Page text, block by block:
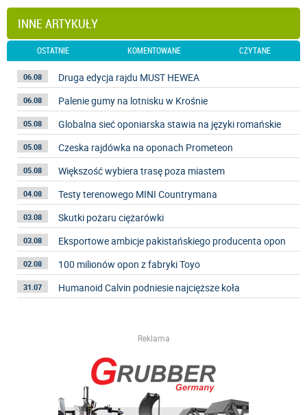
INNE ARTYKUŁY
OSTATNIE KOMENTOWANE CZYTANE
06.08 Druga edycja rajdu MUST HEWEA
06.08 Palenie gumy na lotnisku w Krośnie
05.08 Globalna sieć oponiarska stawia na języki romańskie
05.08 Czeska rajdówka na oponach Prometeon
05.08 Większość wybiera trasę poza miastem
04.08 Testy terenowego MINI Countrymana
03.08 Skutki pożaru ciężarówki
03.08 Eksportowe ambicje pakistańskiego producenta opon
02.08 100 milionów opon z fabryki Toyo
31.07 Humanoid Calvin podniesie najcięższe koła
Reklama